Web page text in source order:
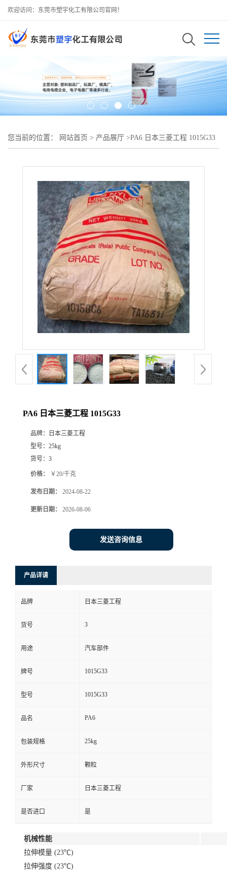
欢迎访问：东莞市塑宇化工有限公司官网！
您当前的位置： 网站首页 > 产品展厅 >PA6 日本三菱工程 1015G33
PA6 日本三菱工程 1015G33
品牌：
日本三菱工程
型号： 25kg
货号： 3
价格： ￥20/千克
发布日期： 2024-08-22
更新日期： 2026-08-06
发送咨询信息
产品详请
品牌 日本三菱工程
货号 3
用途 汽车部件
牌号 1015G33
型号 1015G33
品名 PA6
包装规格 25kg
外形尺寸 颗粒
厂家 日本三菱工程
是否进口 是
机械性能
拉伸模量 (23℃)
拉伸强度 (23℃)